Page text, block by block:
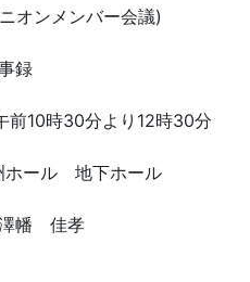
オンメンバー会議)
録
時30分より12時30分
ホール 地下ホール
幡 佳孝